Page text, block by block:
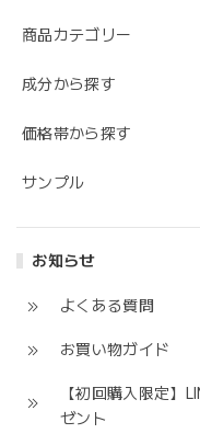
商品カテゴリー
成分から探す
価格帯から探す
サンプル
お知らせ
よくある質問
お買い物ガイド
【初回購入限定】
ゼント